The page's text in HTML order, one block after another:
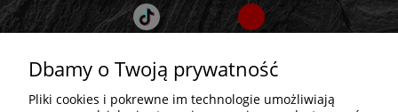
Dbamy o Twoją prywatność
Pliki cookies i pokrewne im technologie umożliwiają